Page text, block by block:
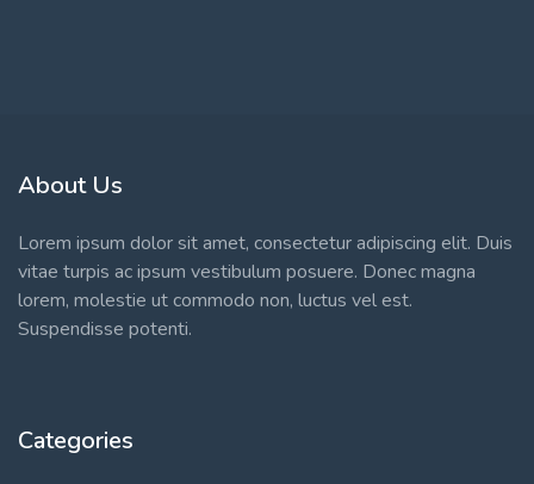
About Us
Lorem ipsum dolor sit amet, consectetur adipiscing elit. Duis
vitae turpis ac ipsum vestibulum posuere. Donec magna
lorem, molestie ut commodo non, luctus vel est.
Suspendisse potenti.
Categories